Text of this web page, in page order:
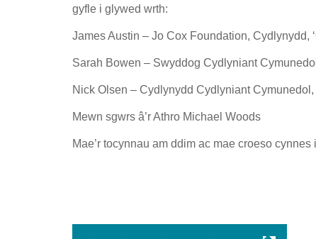
gyfle i glywed wrth:
James Austin – Jo Cox Foundation, Cydlynydd,
Sarah Bowen – Swyddog Cydlyniant
Nick Olsen – Cydlynydd Cydlyniant Cymunedol,
Mewn sgwrs â’r Athro Michael Woods
Mae’r tocynnau am ddim ac mae croeso cynnes